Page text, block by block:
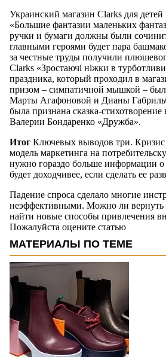
Украинский магазин Clarks для
«Большие фантазии маленьких
ручки и бумаги должны были
главными героями будет пара
за честные труды получили
Clarks «Зростаючі ніжки в
праздника, который проходил в
призом – симпатичной мышкой –
Марты Агафоновой и Дианы
была признана сказка-стихотворение
Валерии Бондаренко «Дружба».
Итог Ключевых выводов три.
модель маркетинга на
нужно гораздо больше информации
будет доходчивее, если сделать ее
Падение спроса сделало многие
неэффективными. Можно ли вернуть
найти новые способы привлечения
Пожалуйста оцените статью
МАТЕРИАЛЫ ПО ТЕМЕ